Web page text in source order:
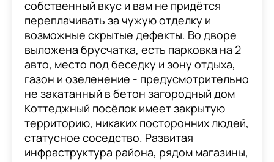
собственный вкус и вам не придётся
переплачивать за чужую отделку и
возможные скрытые дефекты. Во дворе
выложена брусчатка, есть парковка на 2
авто, место под беседку и зону отдыха,
газон и озеленение - предусмотрительно
не закатанный в бетон загородный дом
Коттеджный посёлок имеет закрытую
территорию, никаких посторонних людей,
статусное соседство. Развитая
инфраструктура района, рядом магазины,